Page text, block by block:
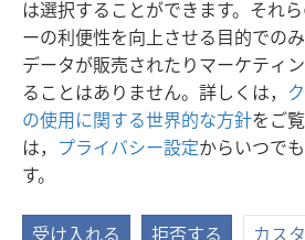
は選択することができます。それ
ーの利便性を向上させる目的での
データが販売されたりマーケティ
ることはありません。詳しくは，
の使用に関する世界的な方針をご
は， プライバシー設定からいつで
す。
受け入れる 拒否する カス
Copyright © 2026 Watch Tower Bible and
利用規約
プライバシーに関する方針 プ
ログイン